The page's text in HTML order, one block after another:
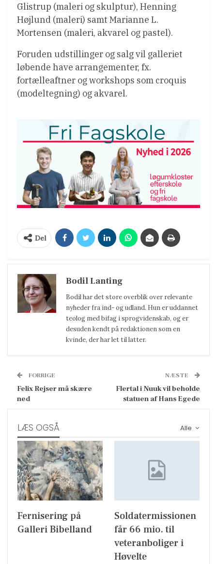
Glistrup (maleri og skulptur), Henning
Højlund (maleri) samt Marianne L.
Mortensen (maleri, akvarel og pastel).
Foruden udstillinger og salg vil galleriet
løbende have arrangementer, fx.
fortælleaftner og workshops som croquis
(modeltegning) og akvarel.
Del
Bodil Lanting
Bodil har det store overblik over relevante
nyheder fra ind- og udland. Hun er uddannet
teolog med bifag i sprogvidenskab, og er
desuden kendt på redaktionen som en
kvinde, der har let til latter.
FORRIGE
Felix Rejser må skære
ned
NÆSTE
Flertal i Nuuk vil beholde
statuen af Hans Egede
Alle
LÆS OGSÅ
Fernisering på
Galleri Bibelland
Soldatermissionen
får 66 mio. til
veteranboliger i
Høvelte